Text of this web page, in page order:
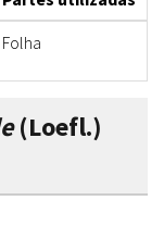
Folha
(Loefl.)